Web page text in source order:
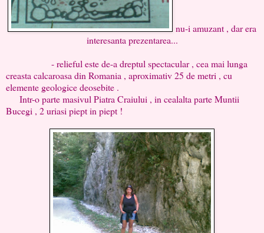
nu-i amuzant , dar era
interesanta prezentarea...
- relieful este de-a dreptul spectacular , cea mai lunga
creasta calcaroasa din Romania , aproximativ 25 de metri , cu
elemente geologice deosebite .
Intr-o parte masivul Piatra Craiului , in cealalta parte Muntii
Bucegi , 2 uriasi piept in piept !